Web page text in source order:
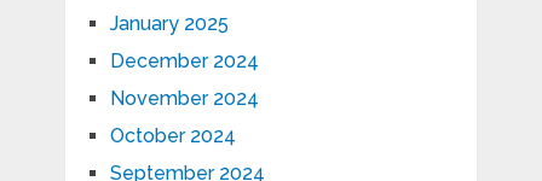
January 2025
December 2024
November 2024
October 2024
September 2024